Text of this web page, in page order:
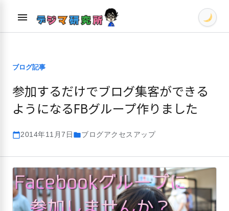
menu
ブログ記事
参加するだけでブログ集客ができる
ようになるFBグループ作りました
calendar_today2014年11月7日folderブログアクセスアップ